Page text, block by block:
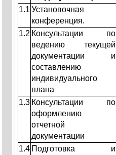
1.1 Установочная
конференция.
1.2 Консультации по
ведению текущей
документации и
составлению
индивидуального
плана
1.3 Консультации по
оформлению
отчетной
документации
1.4 Подготовка и